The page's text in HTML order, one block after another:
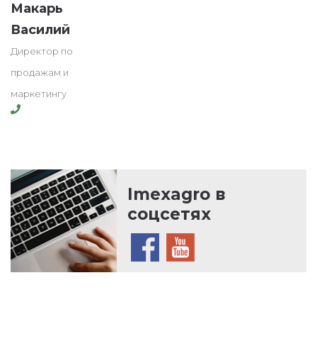
Макарь
Василий
Директор по
продажам и
маркетингу
Imexagro в
соцсетях